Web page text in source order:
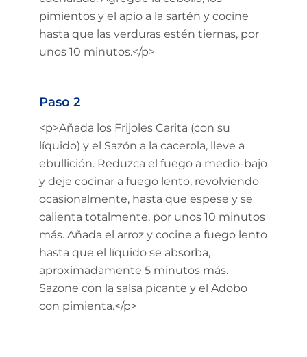
pimientos y el apio a la sartén y cocine
hasta que las verduras estén tiernas, por
unos 10 minutos.</p>
Paso 2
<p>Añada los Frijoles Carita (con su
líquido) y el Sazón a la cacerola, lleve a
ebullición. Reduzca el fuego a medio-bajo
y deje cocinar a fuego lento, revolviendo
ocasionalmente, hasta que espese y se
calienta totalmente, por unos 10 minutos
más. Añada el arroz y cocine a fuego lento
hasta que el líquido se absorba,
aproximadamente 5 minutos más.
Sazone con la salsa picante y el Adobo
con pimienta.</p>